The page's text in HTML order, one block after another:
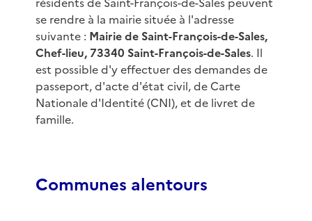
se rendre à la mairie située à l'adresse
suivante : Mairie de Saint-François-de-Sales,
Chef-lieu, 73340 Saint-François-de-Sales. Il
est possible d'y effectuer des demandes de
passeport, d'acte d'état civil, de Carte
Nationale d'Identité (CNI), et de livret de
famille.
Communes alentours